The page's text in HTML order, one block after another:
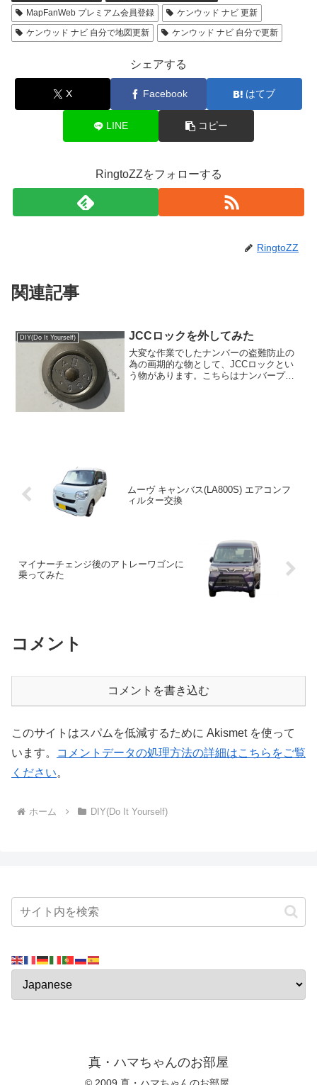
MapFanWeb プレミアム会員登録
ケンウッド ナビ 更新
ケンウッド ナビ 自分で地図更新
ケンウッド ナビ 自分で更新
シェアする
X Facebook はてブ
LINE コピー
RingtoZZをフォローする
RingtoZZ
関連記事
DIY(Do It Yourself) JCCロックを外してみた
大変な作業でしたナンバーの盗難防止の
為の画期的な物として、JCCロックとい
う物があります。こちらはナンバープレ
ムーヴ キャンバス(LA800S) エアコンフ
ィルター交換
マイナーチェンジ後のアトレーワゴンに
乗ってみた
コメント
コメントを書き込む
このサイトはスパムを低減するために Akismet を使って
います。
コメントデータの処理方法の詳細はこちらをご覧
ください。
ホーム DIY(Do It Yourself)
真・ハマちゃんのお部屋